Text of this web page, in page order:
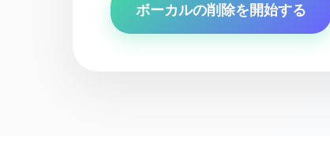
ボーカルの削除を開始する